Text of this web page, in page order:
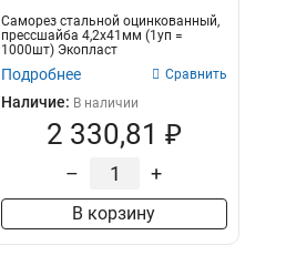
Саморез стальной оцинкованный,
прессшайба 4,2х41мм (1уп =
1000шт) Экопласт
Подробнее Сравнить
Наличие: В наличии
2 330,81 ₽
– +
В корзину